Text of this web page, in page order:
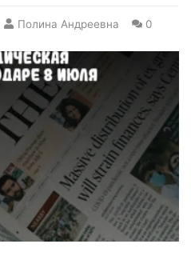
Полина Андреевна 0